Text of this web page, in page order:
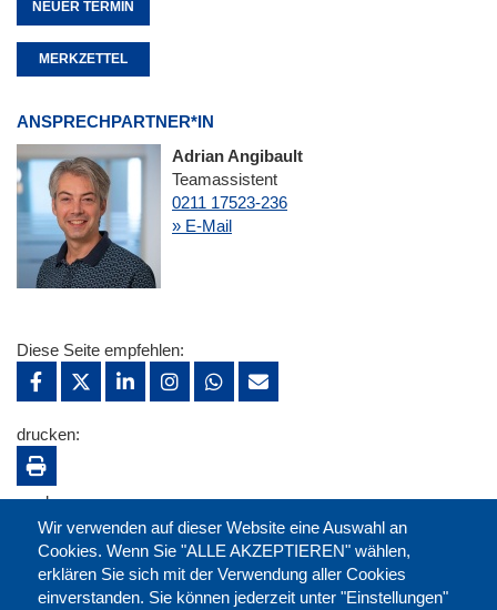
NEUER TERMIN
MERKZETTEL
ANSPRECHPARTNER*IN
Adrian Angibault
Teamassistent
0211 17523-236
» E-Mail
Wir verwenden auf dieser Website eine Auswahl an
Cookies. Wenn Sie "ALLE AKZEPTIEREN" wählen,
erklären Sie sich mit der Verwendung aller Cookies
einverstanden. Sie können jederzeit unter "Einstellungen"
Diese Seite empfehlen:
drucken:
merken: